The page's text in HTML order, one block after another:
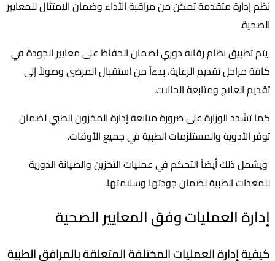
نظم إدارة متقدمة تمكن من مراقبة الأداء وضمان الامتثال للمعايير
الصحية.
يتم تطبيق نظام رقابة دوري لضمان الحفاظ على معايير الجودة في
كافة مراحل تقديم الرعاية، بدءاً من استقبال المرضى وصولاً إلى
تقديم العلاج ومتابعة الحالات.
كما تشدد الوزارة على ضرورة متابعة إدارة المخزون الطبي لضمان
توفر الأدوية والمستلزمات الطبية في جميع الأوقات.
ويشمل ذلك أيضاً التحكم في عمليات التخزين والصيانة الدورية
للمعدات الطبية لضمان جودتها وسلامتها.
إدارة العمليات وفق المعايير الصحية
كيفية إدارة العمليات المختلفة المتعلقة بالمرافق الطبية